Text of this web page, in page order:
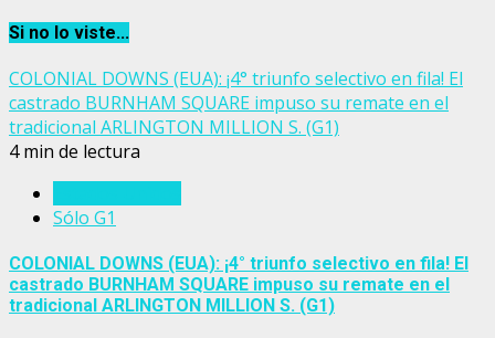
Si no lo viste...
COLONIAL DOWNS (EUA): ¡4° triunfo selectivo en fila! El
castrado BURNHAM SQUARE impuso su remate en el
tradicional ARLINGTON MILLION S. (G1)
4 min de lectura
Sólo G1
COLONIAL DOWNS (EUA): ¡4° triunfo selectivo en fila! El
castrado BURNHAM SQUARE impuso su remate en el
tradicional ARLINGTON MILLION S. (G1)